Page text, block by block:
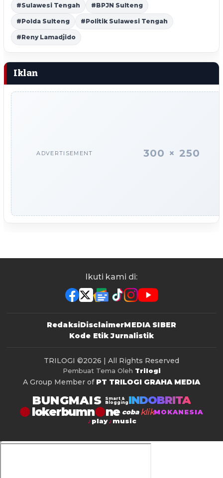
#Sulawesi Tengah #BPJN Sulteng
#Polda Sulteng #Politik Sulawesi Tengah
#Reny Lamadjido
Iklan
ADVERTISEMENT 300 × 250
Ikuti kami di:
RedaksiDisclaimerMEDIA SIBER
Kode Etik Jurnalistik
TRILOGI ©2026 | All Rights Reserved
Pembuat Tema Oleh Trilogi
A Group Member of PT TRILOGI GRAHA MEDIA
BUNGMAIS
Smart &
Blogging INDOBRITA
lokerbumn coba klikMOKANESIA
play
music